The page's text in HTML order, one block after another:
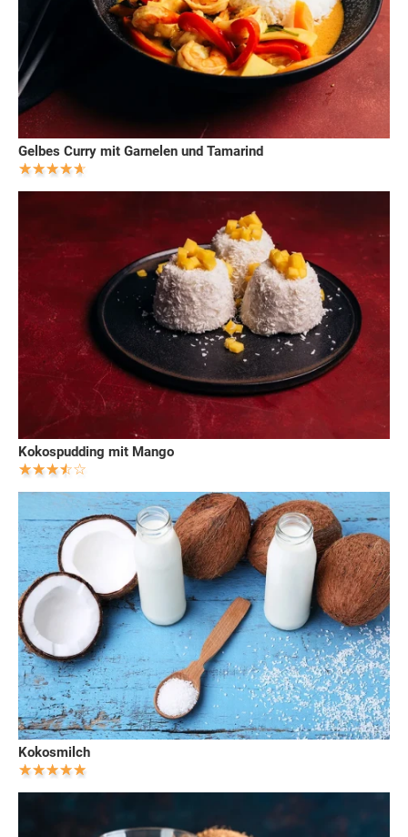
Gelbes Curry mit Garnelen und Tamarind
Kokospudding mit Mango
Kokosmilch